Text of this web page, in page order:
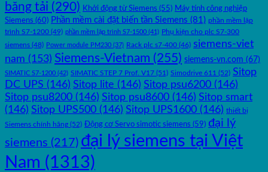
băng tải (290) Khởi động từ Siemens (55) Máy tính công nghiệp
Siemens (60) Phần mềm cài đặt biến tần Siemens (81) phần mềm lập
trình S7-1200 (49) phần mềm lập trình S7-1500 (41) Phụ kiện cho plc S7-300
siemens (48) Power module PM230 (37) Rack plc s7-400 (46) siemens-viet
nam (153) Siemens-Vietnam (255) siemens-vn.com (67)
SIMATIC S7-1200 (42) SIMATIC STEP 7 Prof. V17 (51) Simodrive 611 (52) Sitop
DC UPS (146) Sitop lite (146) Sitop psu6200 (146)
Sitop psu8200 (146) Sitop psu8600 (146) Sitop smart
(146) Sitop UPS500 (146) Sitop UPS1600 (146) thiết bị
Siemens chính hãng (52) Động cơ Servo simotic siemens (59) đại lý
siemens (217) đại lý siemens tại Việt
Nam (1313)